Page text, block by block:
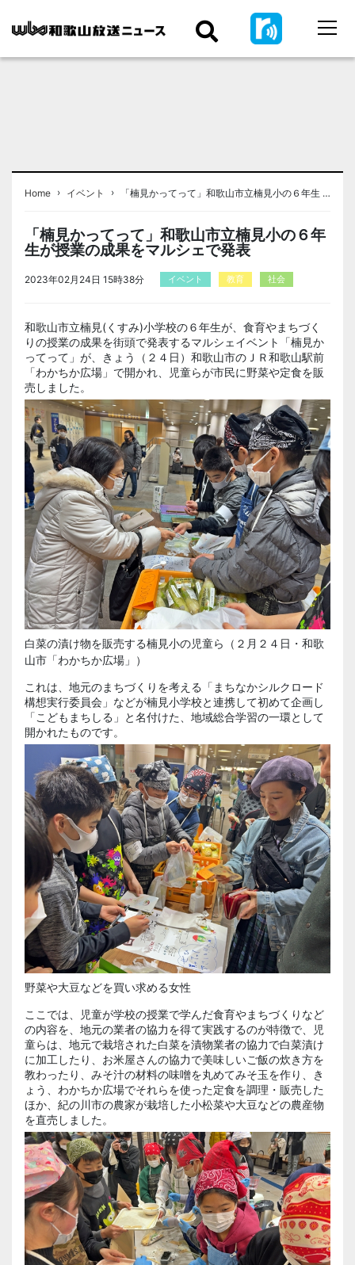
Home › イベント › 「楠見かってって」和歌山市立楠見小の６年生 …
「楠見かってって」和歌山市立楠見小の６年
生が授業の成果をマルシェで発表
2023年02月24日 15時38分 イベント 教育 社会
和歌山市立楠見(くすみ)小学校の６年生が、食育やまちづく
りの授業の成果を街頭で発表するマルシェイベント「楠見か
ってって」が、きょう（２４日）和歌山市のＪＲ和歌山駅前
「わかちか広場」で開かれ、児童らが市民に野菜や定食を販
売しました。
白菜の漬け物を販売する楠見小の児童ら（２月２４日・和歌
山市「わかちか広場」）
これは、地元のまちづくりを考える「まちなかシルクロード
構想実行委員会」などが楠見小学校と連携して初めて企画し
「こどもまちしる」と名付けた、地域総合学習の一環として
開かれたものです。
野菜や大豆などを買い求める女性
ここでは、児童が学校の授業で学んだ食育やまちづくりなど
の内容を、地元の業者の協力を得て実践するのが特徴で、児
童らは、地元で栽培された白菜を漬物業者の協力で白菜漬け
に加工したり、お米屋さんの協力で美味しいご飯の炊き方を
教わったり、みそ汁の材料の味噌を丸めてみそ玉を作り、き
ょう、わかちか広場でそれらを使った定食を調理・販売した
ほか、紀の川市の農家が栽培した小松菜や大豆などの農産物
を直売しました。